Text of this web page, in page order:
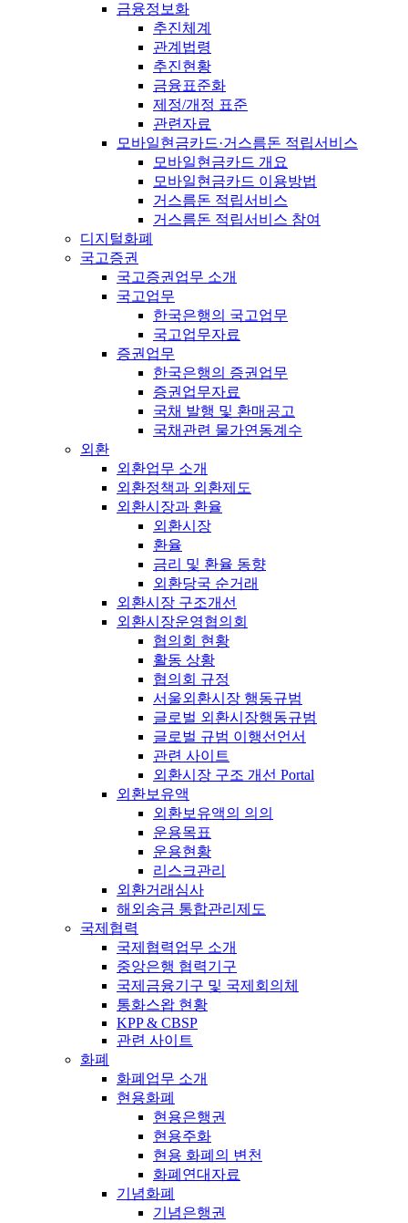
금융정보화
추진체계
관계법령
추진현황
금융표준화
제정/개정 표준
관련자료
모바일현금카드·거스름돈 적립서비스
모바일현금카드 개요
모바일현금카드 이용방법
거스름돈 적립서비스
거스름돈 적립서비스 참여
디지털화폐
국고증권
국고증권업무 소개
국고업무
한국은행의 국고업무
국고업무자료
증권업무
한국은행의 증권업무
증권업무자료
국채 발행 및 환매공고
국채관련 물가연동계수
외환
외환업무 소개
외환정책과 외환제도
외환시장과 환율
외환시장
환율
금리 및 환율 동향
외환당국 순거래
외환시장 구조개선
외환시장운영협의회
협의회 현황
활동 상황
협의회 규정
서울외환시장 행동규범
글로벌 외환시장행동규범
글로벌 규범 이행선언서
관련 사이트
외환시장 구조 개선 Portal
외환보유액
외환보유액의 의의
운용목표
운용현황
리스크관리
외환거래심사
해외송금 통합관리제도
국제협력
국제협력업무 소개
중앙은행 협력기구
국제금융기구 및 국제회의체
통화스왑 현황
KPP & CBSP
관련 사이트
화폐
화폐업무 소개
현용화폐
현용은행권
현용주화
현용 화폐의 변천
화폐연대자료
기념화폐
기념은행권